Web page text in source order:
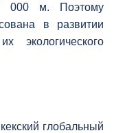
000 м. Поэтому
в развитии
экологического
глобальный